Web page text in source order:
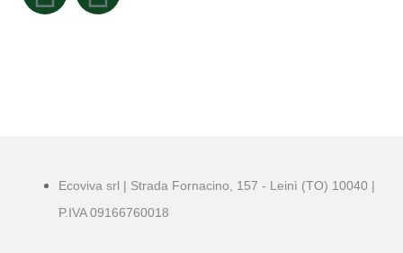
Ecoviva srl | Strada Fornacino, 157 - Leinì (TO) 10040 |
P.IVA 09166760018